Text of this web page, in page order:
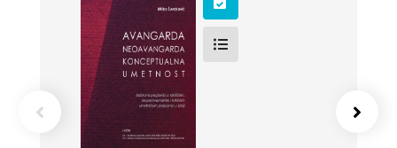
neoavangarda,
konceptualna
umetnost
Шуваковић Мишко